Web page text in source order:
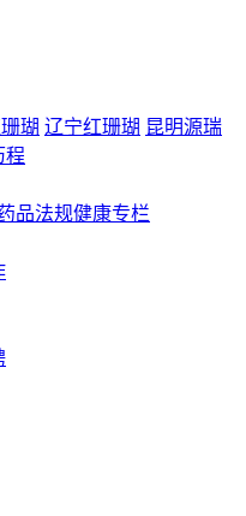
瑚 辽宁红珊瑚 昆明源瑞
程
品法规健康专栏